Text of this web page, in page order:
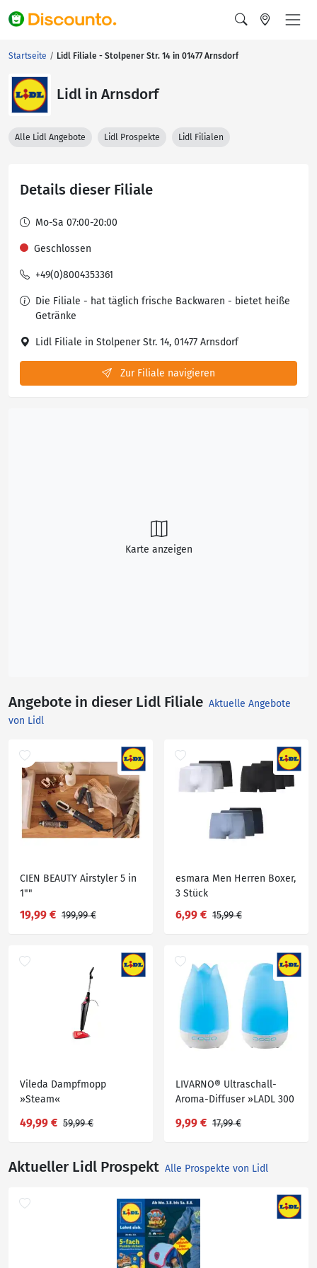
Startseite Lidl Filiale - Stolpener Str. 14 in 01477 Arnsdorf
Lidl in Arnsdorf
Alle Lidl Angebote Lidl Prospekte Lidl Filialen
Details dieser Filiale
Mo-Sa 07:00-20:00
Geschlossen
+49(0)8004353361
Die Filiale - hat täglich frische Backwaren - bietet heiße
Getränke
Lidl Filiale in Stolpener Str. 14, 01477 Arnsdorf
Zur Filiale navigieren
Karte anzeigen
Angebote in dieser Lidl Filiale Aktuelle Angebote
von Lidl
CIEN BEAUTY Airstyler 5 in
1""
19,99 € 199,99 €
esmara Men Herren Boxer,
3 Stück
6,99 € 15,99 €
Vileda Dampfmopp
»Steam«
49,99 € 59,99 €
LIVARNO® Ultraschall-
Aroma-Diffuser »LADL 300
9,99 € 17,99 €
Aktueller Lidl Prospekt Alle Prospekte von Lidl